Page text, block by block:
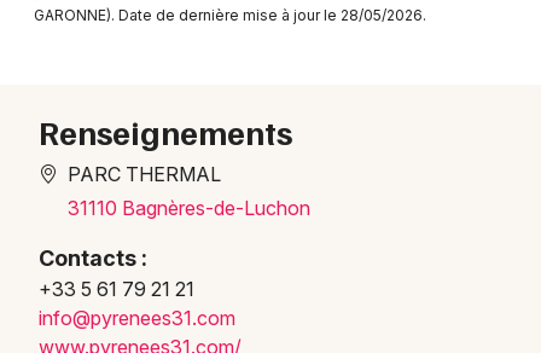
Manifestations en Midi-Pyrénées
Manifestations en Occitanie
GARONNE). Date de dernière mise à jour le 28/05/2026.
Renseignements
PARC THERMAL
31110 Bagnères-de-Luchon
Contacts :
+33 5 61 79 21 21
info@pyrenees31.com
www.pyrenees31.com/